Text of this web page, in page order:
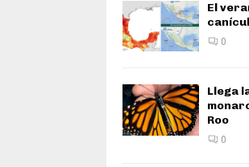
El
0
Llega
Roo
0